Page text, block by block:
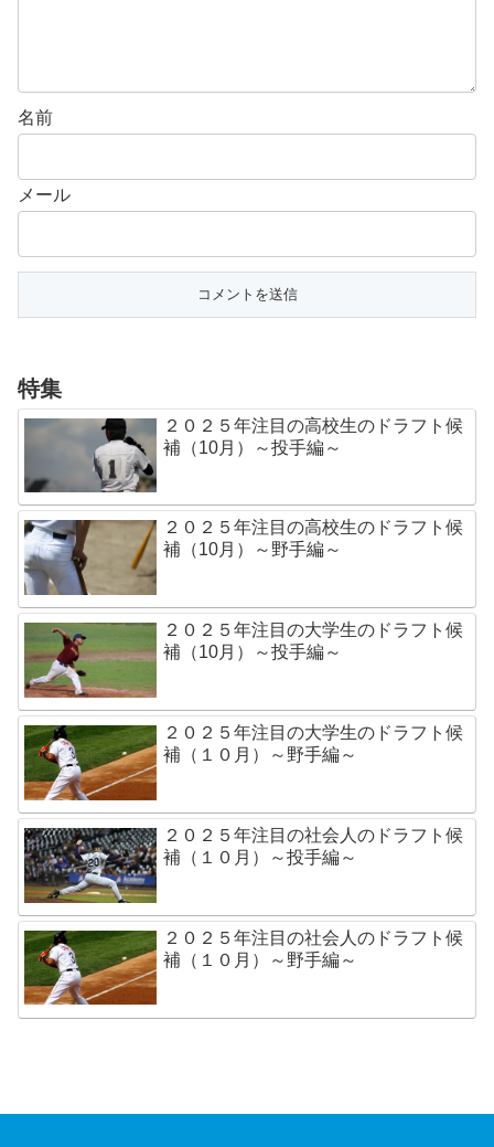
名前
メール
特集
２０２５年注目の高校生のドラフト候
補（10月）～投手編～
２０２５年注目の高校生のドラフト候
補（10月）～野手編～
２０２５年注目の大学生のドラフト候
補（10月）～投手編～
２０２５年注目の大学生のドラフト候
補（１０月）～野手編～
２０２５年注目の社会人のドラフト候
補（１０月）～投手編～
２０２５年注目の社会人のドラフト候
補（１０月）～野手編～